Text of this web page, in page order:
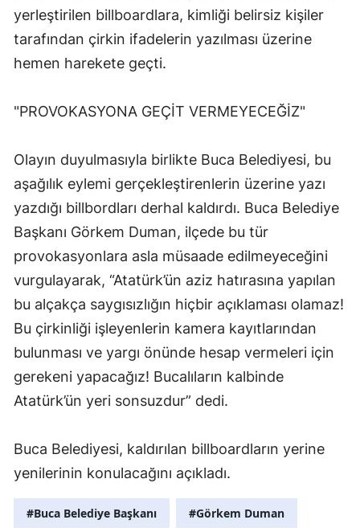
yerleştirilen billboardlara, kimliği belirsiz kişiler
tarafından çirkin ifadelerin yazılması üzerine
hemen harekete geçti.
"PROVOKASYONA GEÇİT VERMEYECEĞİZ"
Olayın duyulmasıyla birlikte Buca Belediyesi, bu
aşağılık eylemi gerçekleştirenlerin üzerine yazı
yazdığı billbordları derhal kaldırdı. Buca Belediye
Başkanı Görkem Duman, ilçede bu tür
provokasyonlara asla müsaade edilmeyeceğini
vurgulayarak, “Atatürk’ün aziz hatırasına yapılan
bu alçakça saygısızlığın hiçbir açıklaması olamaz!
Bu çirkinliği işleyenlerin kamera kayıtlarından
bulunması ve yargı önünde hesap vermeleri için
gerekeni yapacağız! Bucalıların kalbinde
Atatürk’ün yeri sonsuzdur” dedi.
Buca Belediyesi, kaldırılan billboardların yerine
yenilerinin konulacağını açıkladı.
#Buca Belediye Başkanı #Görkem Duman